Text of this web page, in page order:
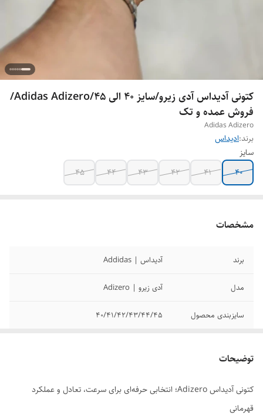
کتونی آدیداس آدی زیرو/سایز 40 الی 45/Adidas Adizero/
فروش عمده و تک
Adidas Adizero
برند:ادیداس
سایز
40
41
42
43
44
45
مشخصات
برند آدیداس | Addidas
مدل آدی زیرو | Adizero
سایزبندی محصول 40/41/42/43/44/45
توضیحات
کتونی آدیداس Adizero؛ انتخابی حرفه‌ای برای سرعت، تعادل و عملکرد
قهرمانی